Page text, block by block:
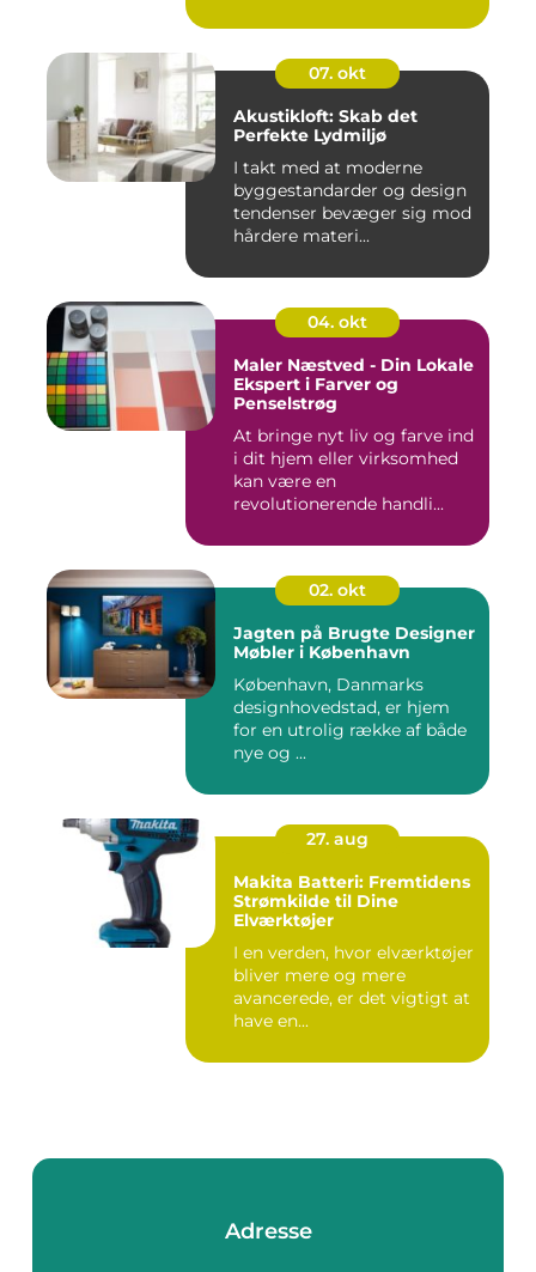
07. okt
Akustikloft: Skab det
Perfekte Lydmiljø
I takt med at moderne
byggestandarder og design
tendenser bevæger sig mod
hårdere materi...
04. okt
Maler Næstved - Din Lokale
Ekspert i Farver og
Penselstrøg
At bringe nyt liv og farve ind
i dit hjem eller virksomhed
kan være en
revolutionerende handli...
02. okt
Jagten på Brugte Designer
Møbler i København
København, Danmarks
designhovedstad, er hjem
for en utrolig række af både
nye og ...
27. aug
Makita Batteri: Fremtidens
Strømkilde til Dine
Elværktøjer
I en verden, hvor elværktøjer
bliver mere og mere
avancerede, er det vigtigt at
have en...
Adresse